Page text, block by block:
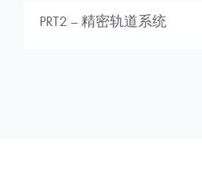
PRT2 – 精密轨道系统